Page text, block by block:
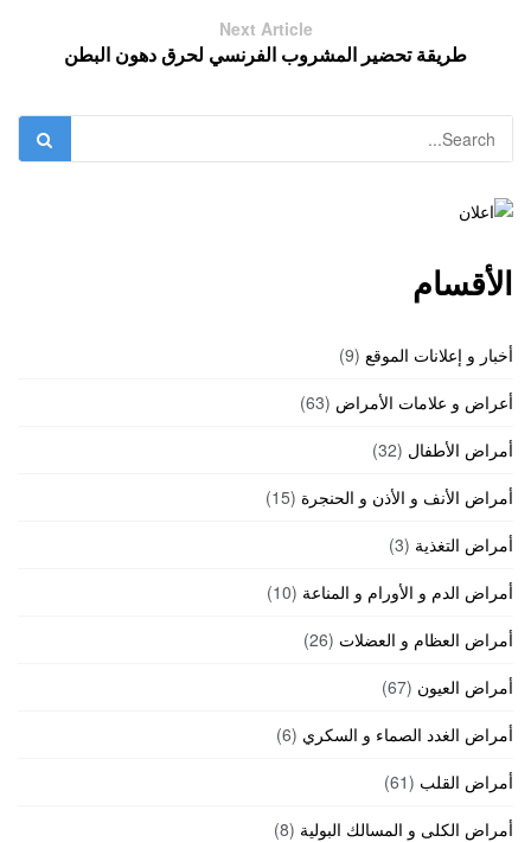
Next Article
طريقة تحضير المشروب الفرنسي لحرق دهون البطن
الأقسام
أخبار و إعلانات الموقع (9)
أعراض و علامات الأمراض (63)
أمراض الأطفال (32)
أمراض الأنف و الأذن و الحنجرة (15)
أمراض التغذية (3)
أمراض الدم و الأورام و المناعة (10)
أمراض العظام و العضلات (26)
أمراض العيون (67)
أمراض الغدد الصماء و السكري (6)
أمراض القلب (61)
أمراض الكلى و المسالك البولية (8)